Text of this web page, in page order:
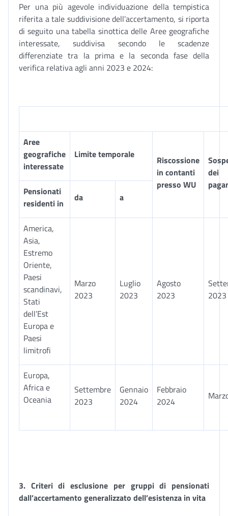
Per una più agevole individuazione della tempistica
riferita a tale suddivisione dell’accertamento, si riporta
di seguito una tabella sinottica delle Aree geografiche
interessate, suddivisa secondo le scadenze
differenziate tra la prima e la seconda fase della
verifica relativa agli anni 2023 e 2024:
Aree
geografiche
interessate
Limite temporale
Riscossione
in contanti
presso WU
dei
Pensionati
residenti in
da a
America,
Asia,
Estremo
Oriente,
Paesi
scandinavi,
Stati
dell’Est
Europa e
Paesi
limitrofi
Marzo
2023
Luglio
2023
Agosto
2023
2023
Europa,
Africa e
Oceania
Settembre
2023
Gennaio
2024
Febbraio
2024
3. Criteri di esclusione per gruppi di pensionati
dall’accertamento generalizzato dell’esistenza in vita